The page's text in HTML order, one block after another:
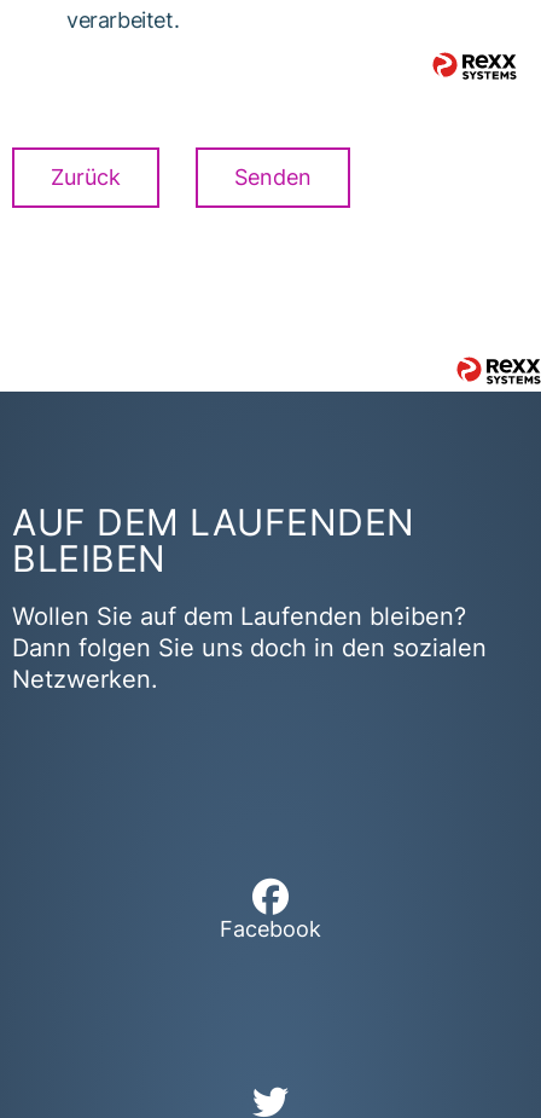
verarbeitet.
Zurück Senden
AUF DEM LAUFENDEN
BLEIBEN
Wollen Sie auf dem Laufenden bleiben?
Dann folgen Sie uns doch in den sozialen
Netzwerken.
Facebook